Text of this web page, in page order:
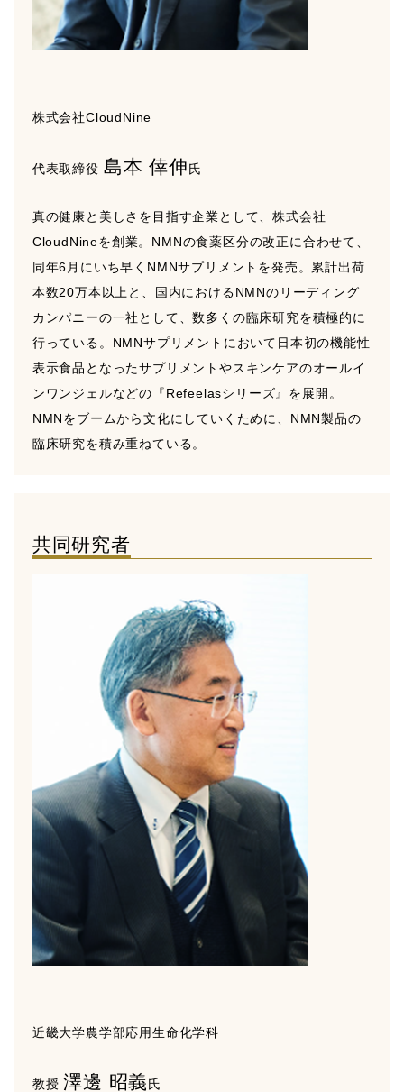
株式会社CloudNine
代表取締役 島本 倖伸氏
真の健康と美しさを目指す企業として、株式会社
CloudNineを創業。NMNの食薬区分の改正に合わせて、
同年6月にいち早くNMNサプリメントを発売。累計出荷
本数20万本以上と、国内におけるNMNのリーディング
カンパニーの一社として、数多くの臨床研究を積極的に
行っている。NMNサプリメントにおいて日本初の機能性
表示食品となったサプリメントやスキンケアのオールイ
ンワンジェルなどの『Refeelasシリーズ』を展開。
NMNをブームから文化にしていくために、NMN製品の
臨床研究を積み重ねている。
共同研究者
近畿大学農学部応用生命化学科
教授澤邊 昭義氏